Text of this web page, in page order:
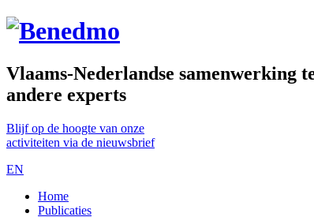
Vlaams-Nederlandse samenwerking
andere experts
Blijf op de hoogte van onze
activiteiten via de nieuwsbrief
EN
Home
Publicaties